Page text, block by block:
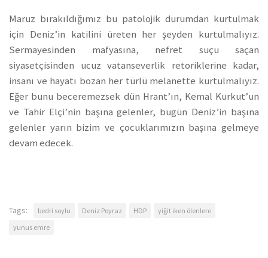
Maruz bırakıldığımız bu patolojik durumdan kurtulmak
için Deniz’in katilini üreten her şeyden kurtulmalıyız.
Sermayesinden mafyasına, nefret suçu saçan
siyasetçisinden ucuz vatanseverlik retoriklerine kadar,
insanı ve hayatı bozan her türlü melanette kurtulmalıyız.
Eğer bunu beceremezsek dün Hrant’ın, Kemal Kurkut’un
ve Tahir Elçi’nin başına gelenler, bugün Deniz’in başına
gelenler yarın bizim ve çocuklarımızın başına gelmeye
devam edecek.
Tags: bedri soylu Deniz Poyraz HDP
yiğit iken ölenlere
yunus emre